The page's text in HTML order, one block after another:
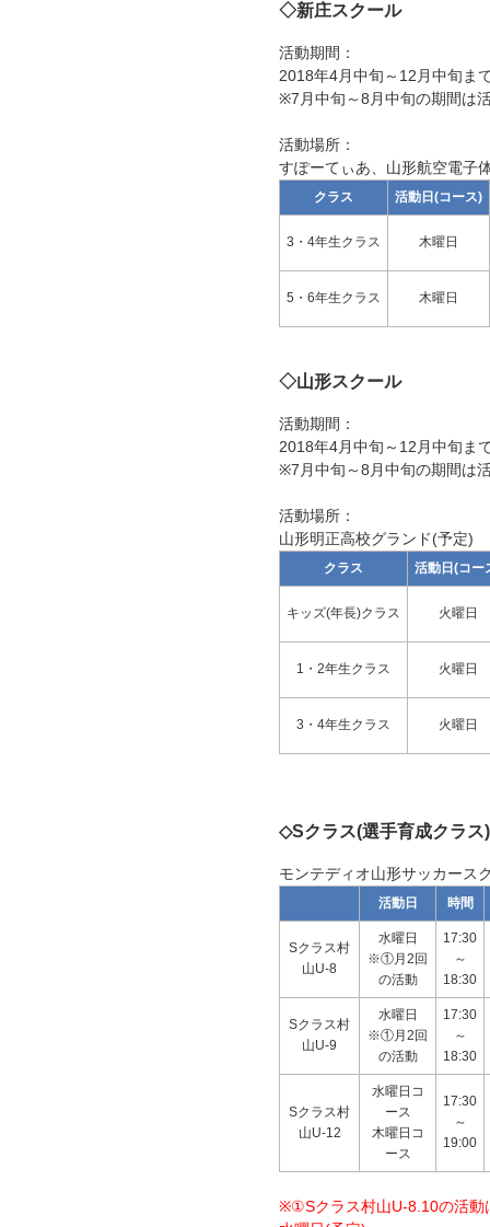
◇新庄スクール
活動期間：
2018年4月中旬～12月中旬
※7月中旬～8月中旬の期間は
活動場所：
すぽーてぃあ、山形航空電子
クラス 活動日(コース)
3・4年生クラス 木曜日
5・6年生クラス 木曜日
◇山形スクール
活動期間：
2018年4月中旬～12月中旬
※7月中旬～8月中旬の期間は
活動場所：
山形明正高校グランド(予定)
クラス 活動日(コー
キッズ(年長)クラス 火曜日
1・2年生クラス 火曜日
3・4年生クラス 火曜日
◇Sクラス(選手育成クラス
モンテディオ山形サッカース
活動日 時間
Sクラス村
山U-8
水曜日
※①月2回
の活動
17:30
～
18:30
Sクラス村
山U-9
水曜日
※①月2回
の活動
17:30
～
18:30
Sクラス村
山U-12
水曜日コ
ース
木曜日コ
ース
17:30
～
19:00
※①Sクラス村山U-8.10の活